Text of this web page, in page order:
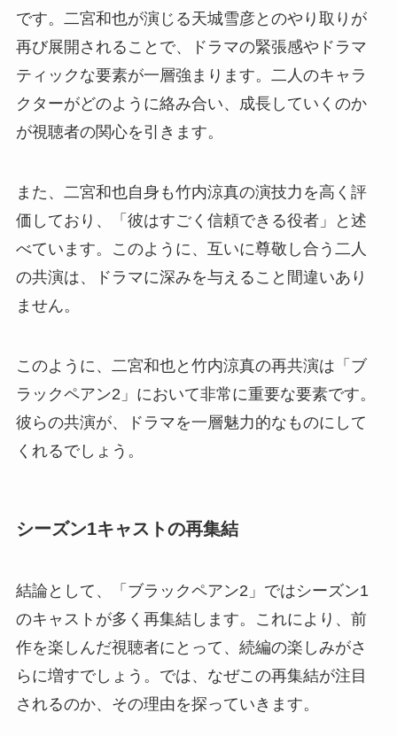
です。二宮和也が演じる天城雪彦とのやり取りが
再び展開されることで、ドラマの緊張感やドラマ
ティックな要素が一層強まります。二人のキャラ
クターがどのように絡み合い、成長していくのか
が視聴者の関心を引きます。
また、二宮和也自身も竹内涼真の演技力を高く評
価しており、「彼はすごく信頼できる役者」と述
べています。このように、互いに尊敬し合う二人
の共演は、ドラマに深みを与えること間違いあり
ません。
このように、二宮和也と竹内涼真の再共演は「ブ
ラックペアン2」において非常に重要な要素です。
彼らの共演が、ドラマを一層魅力的なものにして
くれるでしょう。
シーズン1キャストの再集結
結論として、「ブラックペアン2」ではシーズン1
のキャストが多く再集結します。これにより、前
作を楽しんだ視聴者にとって、続編の楽しみがさ
らに増すでしょう。では、なぜこの再集結が注目
されるのか、その理由を探っていきます。